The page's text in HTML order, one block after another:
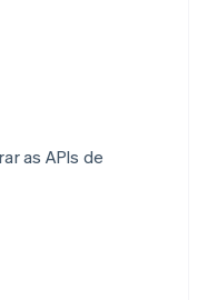
as APIs de